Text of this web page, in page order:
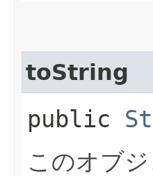
toString
public
このオブ